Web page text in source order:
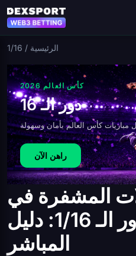
الرئيسية /
1/16
كأس العالم 2026
دور الـ 16
راهن الآن
المشفرة في
دور الـ 1/16: دليل FIFA 2026
المباشر